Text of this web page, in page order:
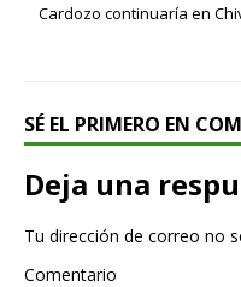
Cardozo continuaría en
SÉ EL PRIMERO EN
Deja una
Tu dirección de correo no
Comentario